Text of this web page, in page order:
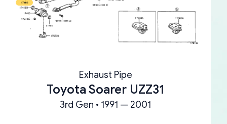
Exhaust Pipe
Toyota Soarer UZZ31
3rd Gen • 1991 — 2001